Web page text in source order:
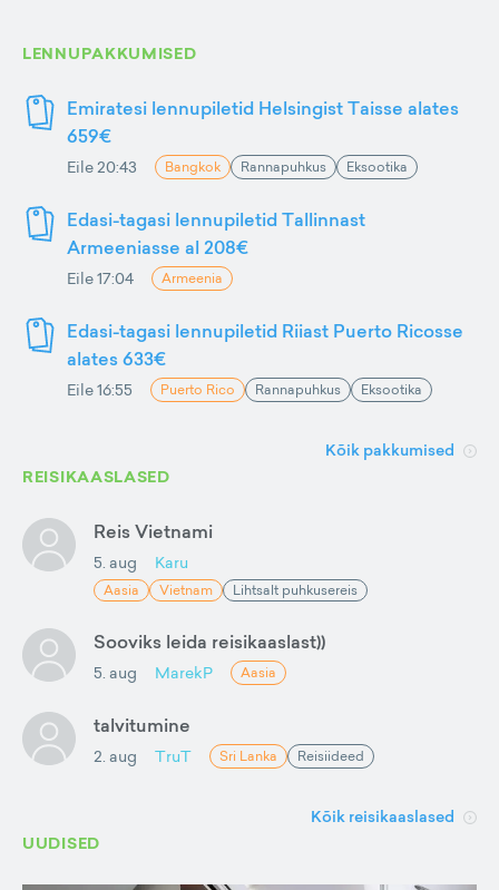
LENNUPAKKUMISED
Emiratesi lennupiletid Helsingist Taisse alates
659€
Eile 20:43 Bangkok Rannapuhkus Eksootika
Edasi-tagasi lennupiletid Tallinnast
Armeeniasse al 208€
Eile 17:04 Armeenia
Edasi-tagasi lennupiletid Riiast Puerto Ricosse
alates 633€
Eile 16:55 Puerto Rico Rannapuhkus Eksootika
Kõik pakkumised
REISIKAASLASED
Reis Vietnami
5. aug Karu
Aasia Vietnam Lihtsalt puhkusereis
Sooviks leida reisikaaslast))
5. aug MarekP Aasia
talvitumine
2. aug TruT Sri Lanka Reisiideed
Kõik reisikaaslased
UUDISED